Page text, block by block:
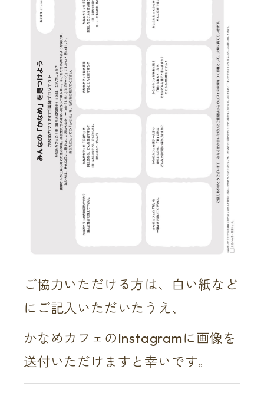
ご協力いただける方は、白い紙など
にご記入いただいたうえ、
かなめカフェのInstagramに画像を
送付いただけますと幸いです。